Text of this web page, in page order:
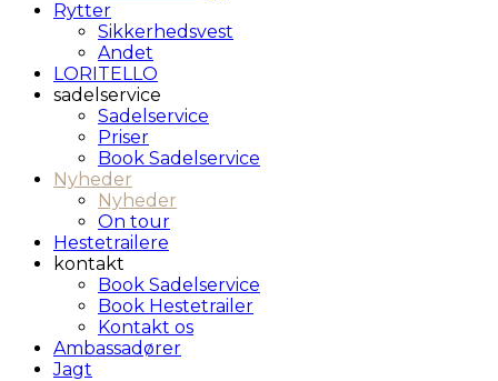
Rytter
Sikkerhedsvest
Andet
LORITELLO
sadelservice
Sadelservice
Priser
Book Sadelservice
Nyheder
Nyheder
On tour
Hestetrailere
kontakt
Book Sadelservice
Book Hestetrailer
Kontakt os
Ambassadører
Jagt